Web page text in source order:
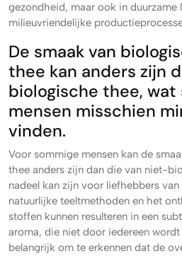
gezondheid, maar ook in duurzame
milieuvriendelijke
De smaak van
thee kan anders zijn
biologische thee, wat
mensen misschien
vinden.
Voor sommige mensen kan de
thee anders zijn dan die van niet-
nadeel kan zijn voor liefhebbers
natuurlijke teeltmethoden en het
stoffen kunnen resulteren in een
aroma, die niet door iedereen
belangrijk om te erkennen dat de